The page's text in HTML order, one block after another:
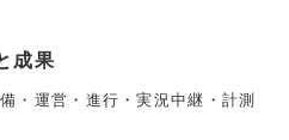
成果
・運営・進行・実況中継・計測